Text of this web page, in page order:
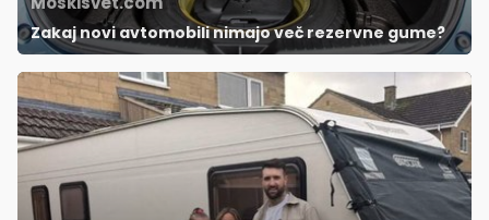
Zakaj novi avtomobili nimajo več rezervne gume?